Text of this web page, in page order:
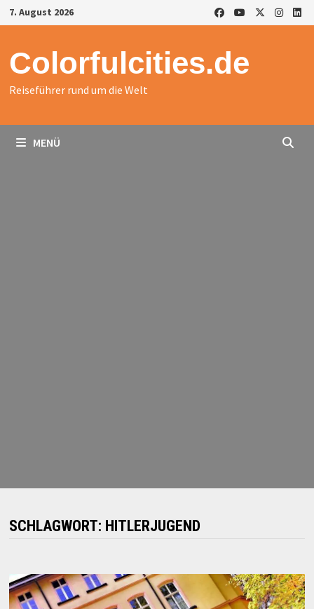
Zurück
zum
7. August 2026
Colorfulcities.de
Reiseführer rund um die Welt
MENÜ
SCHLAGWORT: HITLERJUGEND